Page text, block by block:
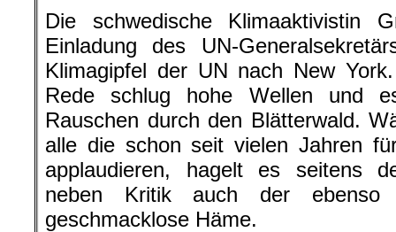
Die schwedische Klimaaktivistin
Einladung des UN-
Klimagipfel der UN nach New
Rede schlug hohe Wellen und
Rauschen durch den Blätterwald.
alle die schon seit vielen Jahren
applaudieren, hagelt es seitens
neben Kritik auch der
geschmacklose Häme.